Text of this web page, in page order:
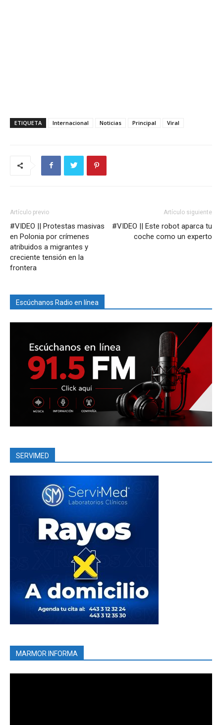
ETIQUETA Internacional Noticias Principal Viral
Artículo previo
#VIDEO || Protestas masivas
en Polonia por crímenes
atribuidos a migrantes y
creciente tensión en la
frontera
Artículo siguiente
#VIDEO || Este robot aparca tu
coche como un experto
Escúchanos Radio en línea
SERVIMED
MARMOR INFORMA